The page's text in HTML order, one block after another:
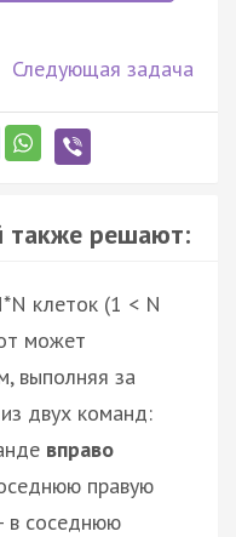
Следующая задача
также решают:
клеток (1 < N
может
выполняя за
двух команд:
вправо
правую
- в соседнюю